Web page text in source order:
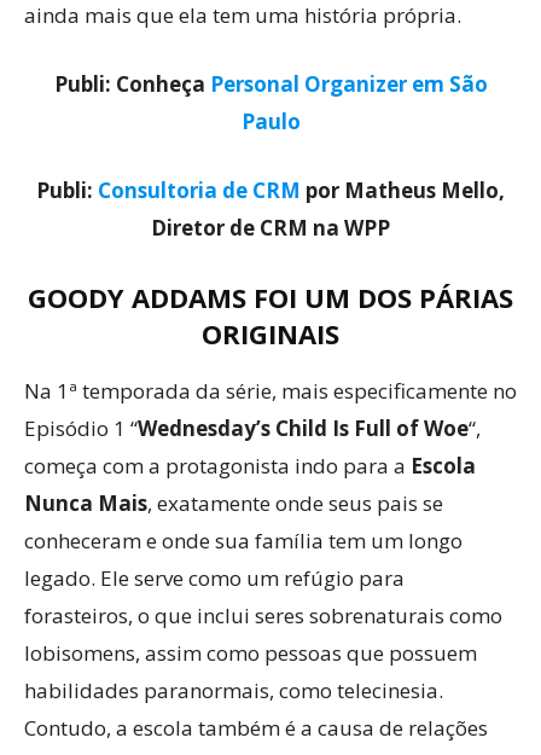
ainda mais que ela tem uma história própria.
Publi: Conheça Personal Organizer em São
Paulo
Publi: Consultoria de CRM por Matheus Mello,
Diretor de CRM na WPP
GOODY ADDAMS FOI UM DOS PÁRIAS
ORIGINAIS
Na 1ª temporada da série, mais especificamente no
Episódio 1 “Wednesday’s Child Is Full of Woe“,
começa com a protagonista indo para a Escola
Nunca Mais, exatamente onde seus pais se
conheceram e onde sua família tem um longo
legado. Ele serve como um refúgio para
forasteiros, o que inclui seres sobrenaturais como
lobisomens, assim como pessoas que possuem
habilidades paranormais, como telecinesia.
Contudo, a escola também é a causa de relações